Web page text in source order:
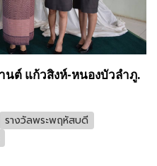
ต์ แก้วสิงห์-หนองบัวลำภู.
รางวัลพระพฤหัสบดี